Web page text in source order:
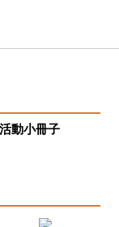
活動小冊子